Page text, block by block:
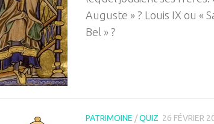
Auguste » ? Louis IX ou «
Bel » ?
PATRIMOINE /QUIZ 26 FÉVRIER